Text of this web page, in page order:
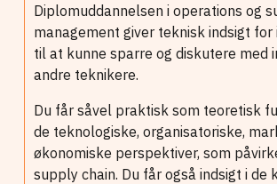
Diplomuddannelsen i operations og
management giver teknisk indsigt
til at kunne sparre og diskutere med
andre teknikere.
Du får såvel praktisk som teoretisk
de teknologiske, organisatoriske,
økonomiske perspektiver, som
supply chain. Du får også indsigt i de